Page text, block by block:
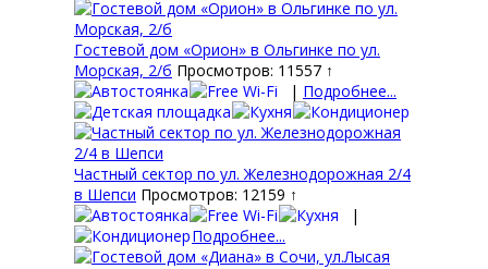
Гостевой дом «Орион» в Ольгинке по ул.
Морская, 2/б Просмотров: 11557 ↑
| Подробнее...
Частный сектор по ул. Железнодорожная 2/4
в Шепси Просмотров: 12159 ↑
|
Подробнее...